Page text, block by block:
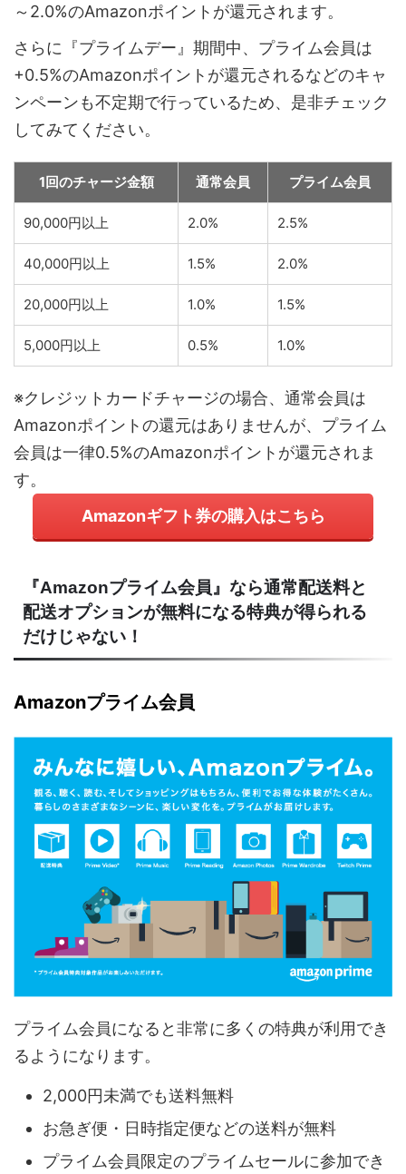
～2.0%のAmazonポイントが還元されます。
さらに『プライムデー』期間中、プライム会員は
+0.5%のAmazonポイントが還元されるなどのキャ
ンペーンも不定期で行っているため、是非チェック
してみてください。
1回のチャージ金額 通常会員 プライム会員
90,000円以上 2.0% 2.5%
40,000円以上 1.5% 2.0%
20,000円以上 1.0% 1.5%
5,000円以上 0.5% 1.0%
※クレジットカードチャージの場合、通常会員は
Amazonポイントの還元はありませんが、プライム
会員は一律0.5%のAmazonポイントが還元されま
す。
Amazonギフト券の購入はこちら
『Amazonプライム会員』なら通常配送料と
配送オプションが無料になる特典が得られる
だけじゃない！
Amazonプライム会員
プライム会員になると非常に多くの特典が利用でき
るようになります。
2,000円未満でも送料無料
お急ぎ便・日時指定便などの送料が無料
プライム会員限定のプライムセールに参加でき